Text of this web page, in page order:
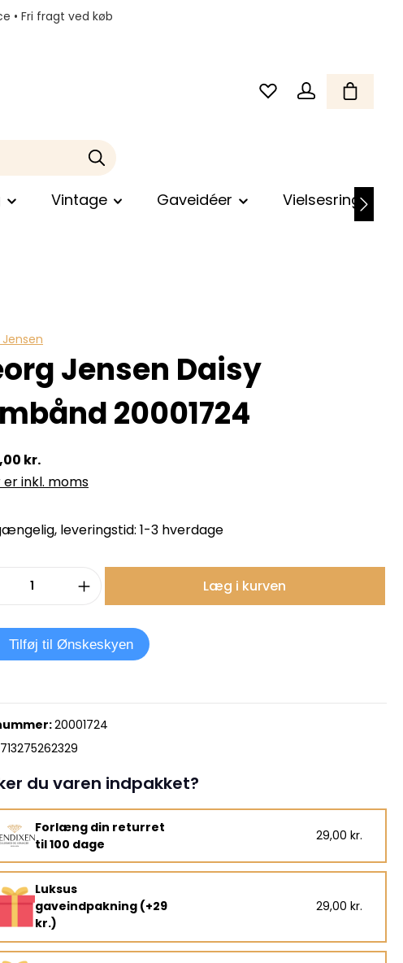
• Fri fragt ved køb
Vintage Gaveidéer Vielsesringe
Jensen Daisy
20001724
kr.
er inkl. moms
leveringstid: 1-3 hverdage
Indtast det ønskede
Læg i kurven
Tilføj til Ønskeskyen
20001724
du varen indpakket?
Forlæng din returret
til 100 dage
29,00 kr.
Luksus
gaveindpakning (+29
kr.)
29,00 kr.